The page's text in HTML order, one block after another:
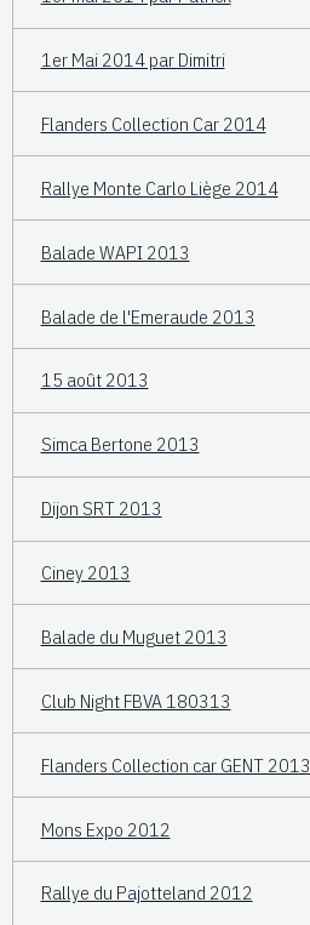
1er Mai 2014 par Dimitri
Flanders Collection Car 2014
Rallye Monte Carlo Liège 2014
Balade WAPI 2013
Balade de l'Emeraude 2013
15 août 2013
Simca Bertone 2013
Dijon SRT 2013
Ciney 2013
Balade du Muguet 2013
Club Night FBVA 180313
Flanders Collection car GENT 2013
Mons Expo 2012
Rallye du Pajotteland 2012